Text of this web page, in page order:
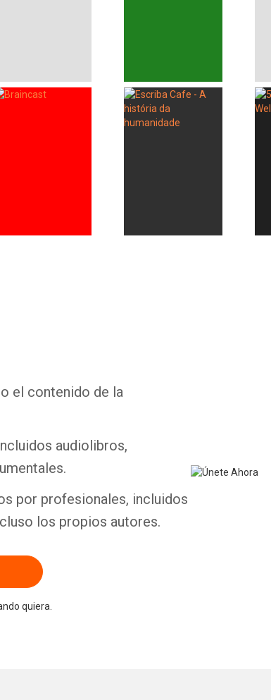
el contenido de la
audiolibros,
por profesionales, incluidos
los propios autores.
quiera.